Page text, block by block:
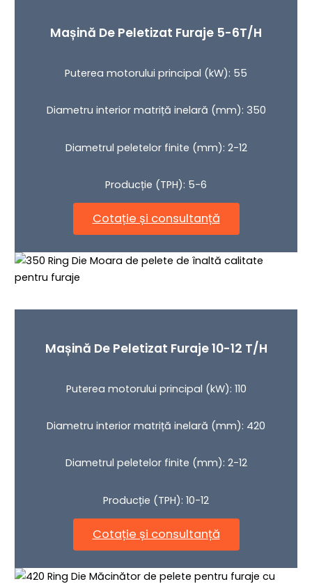
Mașină De Peletizat Furaje 5-6T/h
Puterea motorului principal (kW): 55
Diametru interior matriță inelară (mm): 350
Diametrul peletelor finite (mm): 2-12
Producție (TPH): 5-6
Cotație și consultanță
Mașină De Peletizat Furaje 10-12 T/h
Puterea motorului principal (kW): 110
Diametru interior matriță inelară (mm): 420
Diametrul peletelor finite (mm): 2-12
Producție (TPH): 10-12
Cotație și consultanță